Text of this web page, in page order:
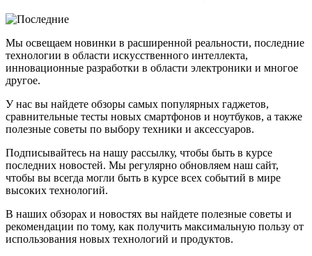
Мы освещаем новинки в расширенной реальности, последние
технологии в области искусственного интеллекта,
инновационные разработки в области электроники и многое
другое.
У нас вы найдете обзоры самых популярных гаджетов,
сравнительные тесты новых смартфонов и ноутбуков, а также
полезные советы по выбору техники и аксессуаров.
Подписывайтесь на нашу рассылку, чтобы быть в курсе
последних новостей. Мы регулярно обновляем наш сайт,
чтобы вы всегда могли быть в курсе всех событий в мире
высоких технологий.
B наших обзорах и новостях вы найдете полезные советы и
рекомендации по тому, как получить максимальную пользу от
использования новых технологий и продуктов.